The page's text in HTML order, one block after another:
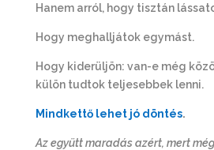
Hanem arról, hogy tisztán
Hogy meghalljátok egymást.
Hogy kiderüljön: van-e még
külön tudtok teljesebbek lenni.
Mindkettő lehet jó döntés.
Az együtt maradás azért, mert